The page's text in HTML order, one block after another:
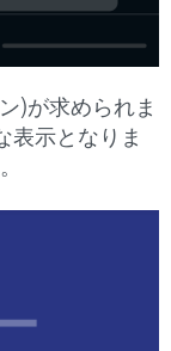
)が求められま
表示となりま